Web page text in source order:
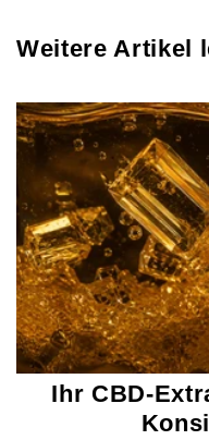
Weitere Artikel
Ihr CBD-